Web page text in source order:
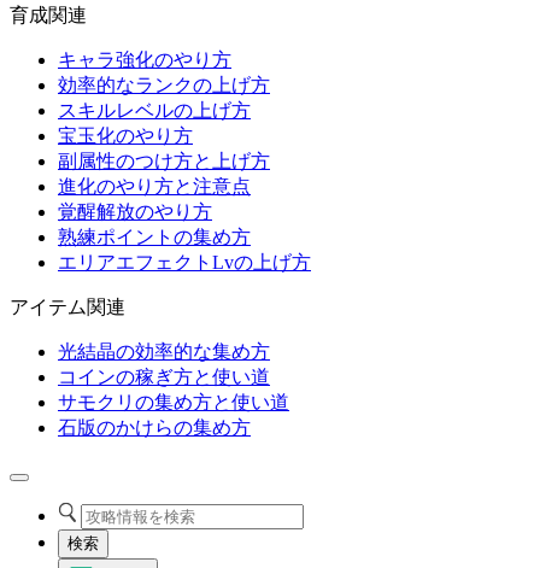
育成関連
キャラ強化のやり方
効率的なランクの上げ方
スキルレベルの上げ方
宝玉化のやり方
副属性のつけ方と上げ方
進化のやり方と注意点
覚醒解放のやり方
熟練ポイントの集め方
エリアエフェクトLvの上げ方
アイテム関連
光結晶の効率的な集め方
コインの稼ぎ方と使い道
サモクリの集め方と使い道
石版のかけらの集め方
検索